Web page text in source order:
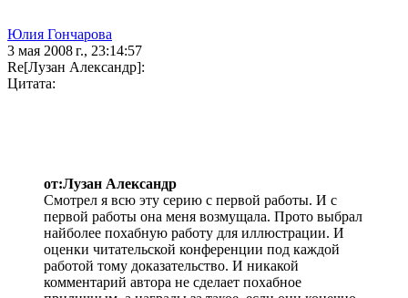
Юлия Гончарова
3 мая 2008 г., 23:14:57
Re[Лузан Александр]:
Цитата:
от:Лузан Александр
Смотрел я всю эту серию с первой работы. И с
первой работы она меня возмущала. Прото выбрал
найболее похабную работу для иллюстрации. И
оценки читательской конференции под каждой
работой тому доказательство. И никакой
комментарий автора не сделает похабное